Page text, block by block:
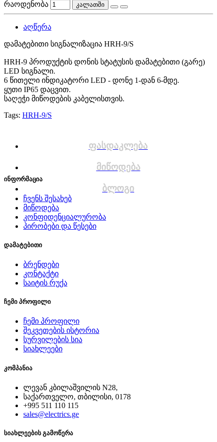
რაოდენობა კალათში
აღწერა
დამატებითი სიგნალიზაცია HRH-9/S
HRH-9 პროდუქტის დონის სტატუსის დამატებითი (გარე)
LED სიგნალი.
6 წითელი ინდიკატორი LED - დონე 1-დან 6-მდე.
ყუთი IP65 დაცვით.
საღეჭი მიწოდების კაბელისთვის.
Tags: HRH-9/S
ფასდაკლება
მიწოდება
ბლოგი
ინფორმაცია
ჩვენს შესახებ
მიწოდება
კონფიდენციალურობა
პირობები და წესები
დამატებითი
ბრენდები
კონტაქტი
საიტის რუქა
ჩემი პროფილი
ჩემი პროფილი
შეკვეთების ისტორია
სურვილების სია
სიახლეები
კომპანია
ლევან კბილაშვილის N28,
საქართველო, თბილისი, 0178
+995 511 110 115
sales@electrics.ge
სიახლეების გამოწერა